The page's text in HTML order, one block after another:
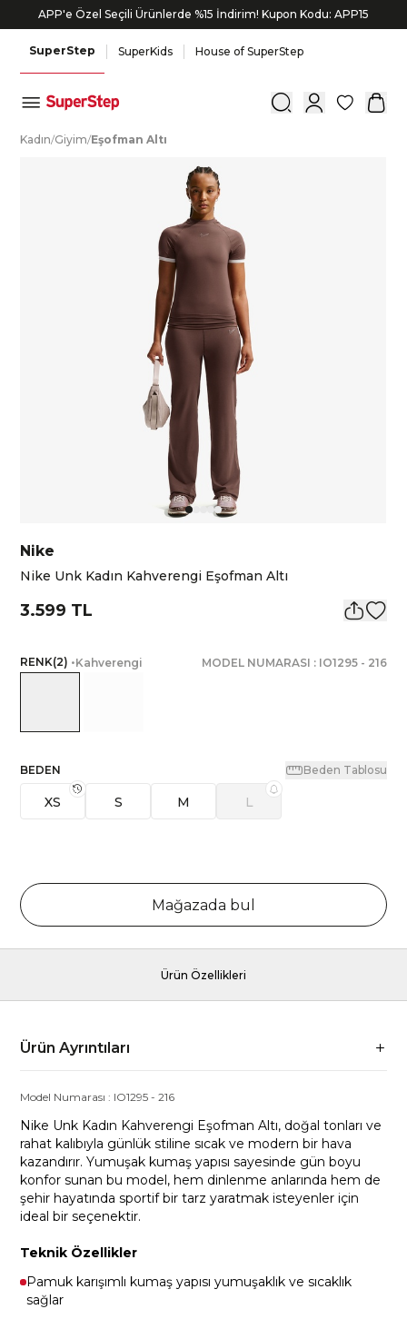
APP'e Özel Seçili Ürünlerde %15 İndirim! Kupon Kodu: APP15
SuperStep SuperKids House of SuperStep
0
Kadın/Giyim/Eşofman A ltı
Nike
Nike Unk Kadın Kahverengi Eşofman Altı
3.599 TL
RENK(2) •Kahverengi MODEL NUMARASI : IO1295- 216
BEDEN Beden Tablosu
XS S M L
Mağazada bul
Ürün Özellikleri
Ürün Ayrıntıları
Model Numarası : IO1295 -216
Nike Unk Kadın Kahverengi Eşofman Altı, doğal tonları ve
rahat kalıbıyla günlük stiline sıcak ve modern bir hava
kazandırır. Yumuşak kumaş yapısı sayesinde gün boyu
konfor sunan bu model, hem dinlenme anlarında hem de
şehir hayatında sportif bir tarz yaratmak isteyenler için
ideal bir seçenektir.
Teknik Özellikler
Pamuk karışımlı kumaş yapısı yumuşaklık ve sıcaklık
sağlar